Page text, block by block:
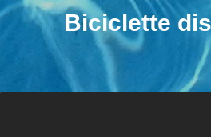
Biciclette